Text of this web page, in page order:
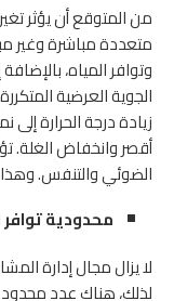
من المتوقع أن يؤثر
متعددة مباشرة وغير
وتوافر المياه،
الجوية العرضية
زيادة درجة الحرارة
أقصر وانخفاض الغلة.
الضوئي والتنفس.
محدودية
لا يزال مجال إدارة
لذلك، هناك عدد